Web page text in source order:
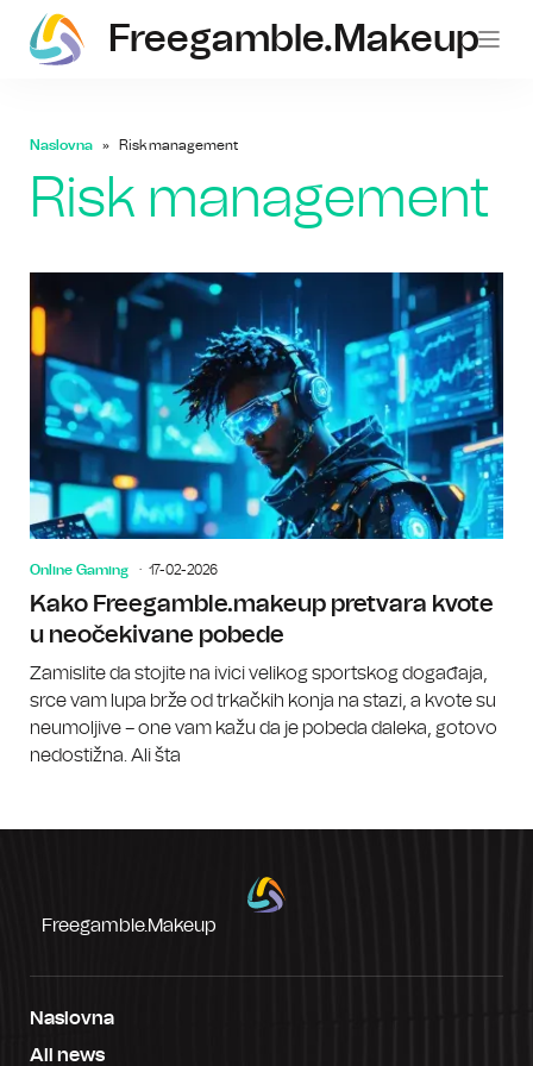
Freegamble.makeup
Naslovna Risk management
Risk management
Online Gaming 17-02-2026
Kako Freegamble.makeup pretvara kvote
u neočekivane pobede
Zamislite da stojite na ivici velikog sportskog događaja,
srce vam lupa brže od trkačkih konja na stazi, a kvote su
neumoljive – one vam kažu da je pobeda daleka, gotovo
nedostižna. Ali šta
Freegamble.makeup
Naslovna
All news